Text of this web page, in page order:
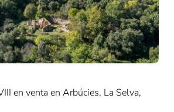
en venta en Arbúcies, La Selva,